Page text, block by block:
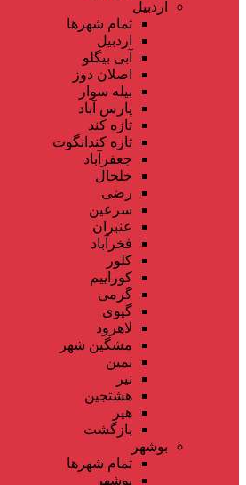
اردبیل
تمام شهر‌ها
اردبیل
آبی بیگلو
اصلان دوز
بیله سوار
پارس آباد
تازه کند
تازه کندانگوت
جعفرآباد
خلخال
رضی
سرعین
عنبران
فخرآباد
کلور
کوراییم
گرمی
گیوی
لاهرود
مشگین شهر
نمین
نیر
هشتجین
هیر
بازگشت
بوشهر
تمام شهر‌ها
بوشهر